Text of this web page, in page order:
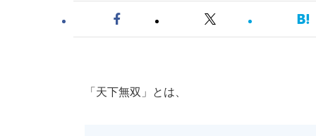
「天下無双」とは、